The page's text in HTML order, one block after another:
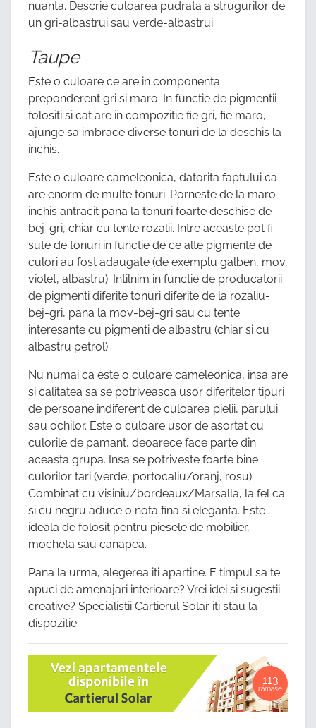
nuanta. Descrie culoarea pudrata a strugurilor de
un gri-albastrui sau verde-albastrui.
Taupe
Este o culoare ce are in componenta
preponderent gri si maro. In functie de pigmentii
folositi si cat are in compozitie fie gri, fie maro,
ajunge sa imbrace diverse tonuri de la deschis la
inchis.
Este o culoare cameleonica, datorita faptului ca
are enorm de multe tonuri. Porneste de la maro
inchis antracit pana la tonuri foarte deschise de
bej-gri, chiar cu tente rozalii. Intre aceaste pot fi
sute de tonuri in functie de ce alte pigmente de
culori au fost adaugate (de exemplu galben, mov,
violet, albastru). Intilnim in functie de producatorii
de pigmenti diferite tonuri diferite de la rozaliu-
bej-gri, pana la mov-bej-gri sau cu tente
interesante cu pigmenti de albastru (chiar si cu
albastru petrol).
Nu numai ca este o culoare cameleonica, insa are
si calitatea sa se potriveasca usor diferitelor tipuri
de persoane indiferent de culoarea pielii, parului
sau ochilor. Este o culoare usor de asortat cu
culorile de pamant, deoarece face parte din
aceasta grupa. Insa se potriveste foarte bine
culorilor tari (verde, portocaliu/oranj, rosu).
Combinat cu visiniu/bordeaux/Marsalla, la fel ca
si cu negru aduce o nota fina si eleganta. Este
ideala de folosit pentru piesele de mobilier,
mocheta sau canapea.
Pana la urma, alegerea iti apartine. E timpul sa te
apuci de amenajari interioare? Vrei idei si sugestii
creative? Specialistii Cartierul Solar iti stau la
dispozitie.
113
rămase